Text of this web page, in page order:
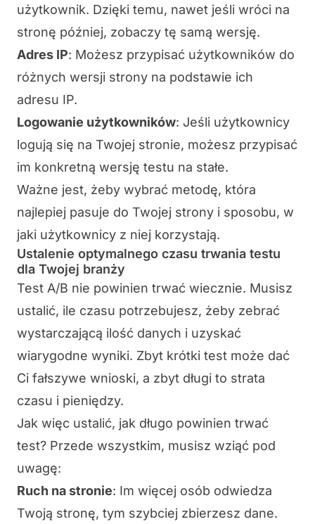
użytkownik. Dzięki temu, nawet jeśli wróci na
stronę później, zobaczy tę samą wersję.
Adres IP: Możesz przypisać użytkowników do
różnych wersji strony na podstawie ich
adresu IP.
Logowanie użytkowników: Jeśli użytkownicy
logują się na Twojej stronie, możesz przypisać
im konkretną wersję testu na stałe.
Ważne jest, żeby wybrać metodę, która
najlepiej pasuje do Twojej strony i sposobu, w
jaki użytkownicy z niej korzystają.
Ustalenie optymalnego czasu trwania testu
dla Twojej branży
Test A/B nie powinien trwać wiecznie. Musisz
ustalić, ile czasu potrzebujesz, żeby zebrać
wystarczającą ilość danych i uzyskać
wiarygodne wyniki. Zbyt krótki test może dać
Ci fałszywe wnioski, a zbyt długi to strata
czasu i pieniędzy.
Jak więc ustalić, jak długo powinien trwać
test? Przede wszystkim, musisz wziąć pod
uwagę:
Ruch na stronie: Im więcej osób odwiedza
Twoją stronę, tym szybciej zbierzesz dane.